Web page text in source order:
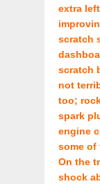
extra
scratch
scratch
not
too;
spark
engine
some
On the
shock